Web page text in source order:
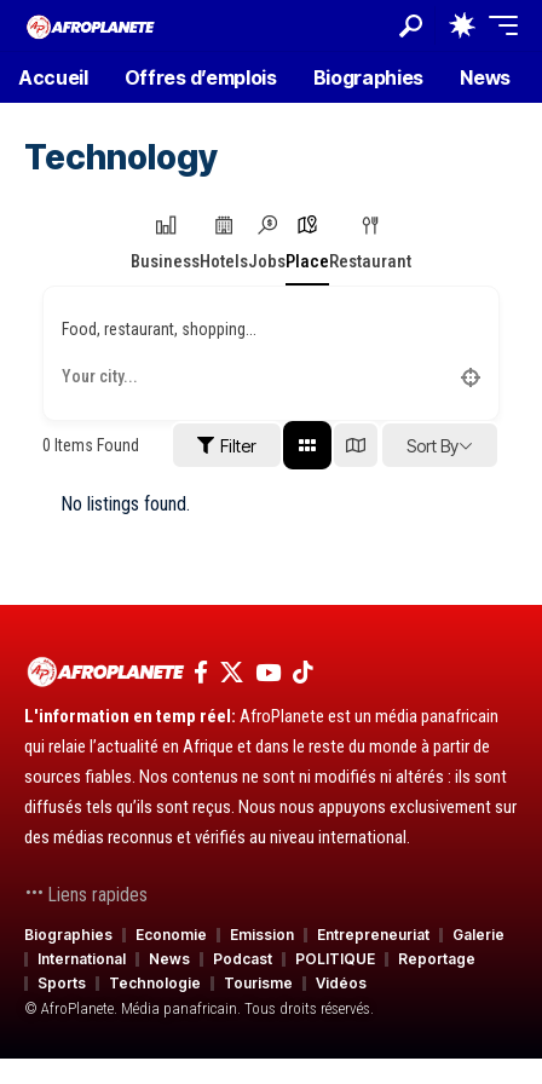
Accueil Offres d’emplois Biographies News
Technology
BusinessHotelsJobsPlaceRestaurant
Food, restaurant, shopping...
0 Items Found Filter Sort By
No listings found.
L'information en temp réel: AfroPlanete est un média panafricain
qui relaie l’actualité en Afrique et dans le reste du monde à partir de
sources fiables. Nos contenus ne sont ni modifiés ni altérés : ils sont
diffusés tels qu’ils sont reçus. Nous nous appuyons exclusivement sur
des médias reconnus et vérifiés au niveau international.
Liens rapides
Biographies Economie Emission Entrepreneuriat
Galerie
International
News Podcast POLITIQUE
Reportage
Sports
Technologie Tourisme
Vidéos
© AfroPlanete. Média panafricain. Tous droits réservés.